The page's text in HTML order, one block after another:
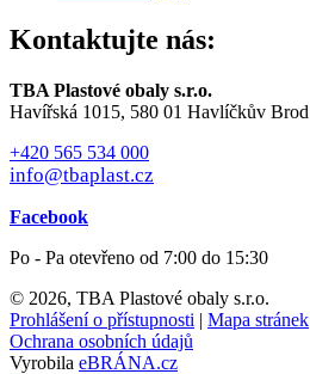
Kontaktujte nás:
TBA Plastové obaly s.r.o.
Havířská 1015, 580 01 Havlíčkův Brod
+420 565 534 000
info@tbaplast.cz
Facebook
Po - Pa otevřeno od 7:00 do 15:30
© 2026, TBA Plastové obaly s.r.o.
Prohlášení o přístupnosti | Mapa stránek
Ochrana osobních údajů
Vyrobila eBRÁNA.cz